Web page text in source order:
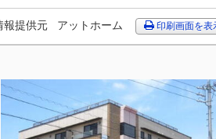
報提供元 アットホーム 印刷画面を表